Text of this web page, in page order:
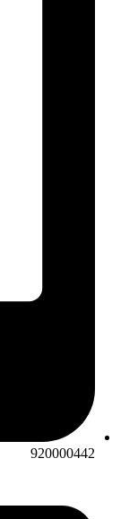
920000442